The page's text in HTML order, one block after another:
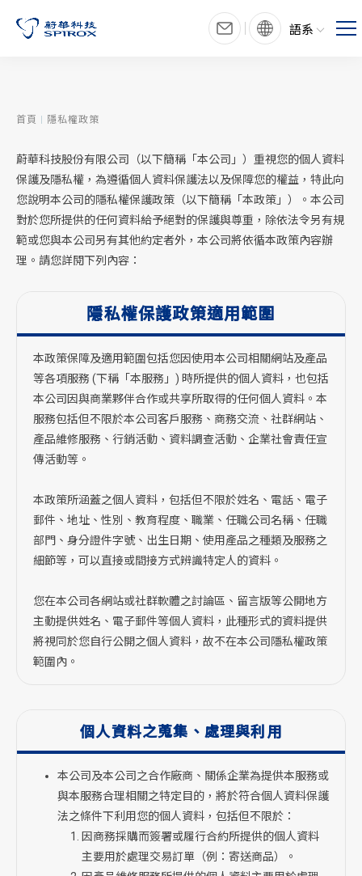
語系
首頁 隱私權政策
蔚華科技股份有限公司（以下簡稱「本公司」）重視您的個人資料
保護及隱私權，為遵循個人資料保護法以及保障您的權益，特此向
您說明本公司的隱私權保護政策（以下簡稱「本政策」）。本公司
對於您所提供的任何資料給予絕對的保護與尊重，除依法令另有規
範或您與本公司另有其他約定者外，本公司將依循本政策內容辦
理。請您詳閱下列內容：
隱私權保護政策適用範圍
本政策保障及適用範圍包括您因使用本公司相關網站及產品
等各項服務 (下稱「本服務」) 時所提供的個人資料，也包括
本公司因與商業夥伴合作或共享所取得的任何個人資料。本
服務包括但不限於本公司客戶服務、商務交流、社群網站、
產品維修服務、行銷活動、資料調查活動、企業社會責任宣
傳活動等。
本政策所涵蓋之個人資料，包括但不限於姓名、電話、電子
郵件、地址、性別、教育程度、職業、任職公司名稱、任職
部門、身分證件字號、出生日期、使用產品之種類及服務之
細節等，可以直接或間接方式辨識特定人的資料。
您在本公司各網站或社群軟體之討論區、留言版等公開地方
主動提供姓名、電子郵件等個人資料，此種形式的資料提供
將視同於您自行公開之個人資料，故不在本公司隱私權政策
範圍內。
個人資料之蒐集、 處理與利用
本公司及本公司之合作廠商、關係企業為提供本服務或
與本服務合理相關之特定目的，將於符合個人資料保護
法之條件下利用您的個人資料，包括但不限於：
因商務採購而簽署或履行合約所提供的個人資料
主要用於處理交易訂單（例：寄送商品）。